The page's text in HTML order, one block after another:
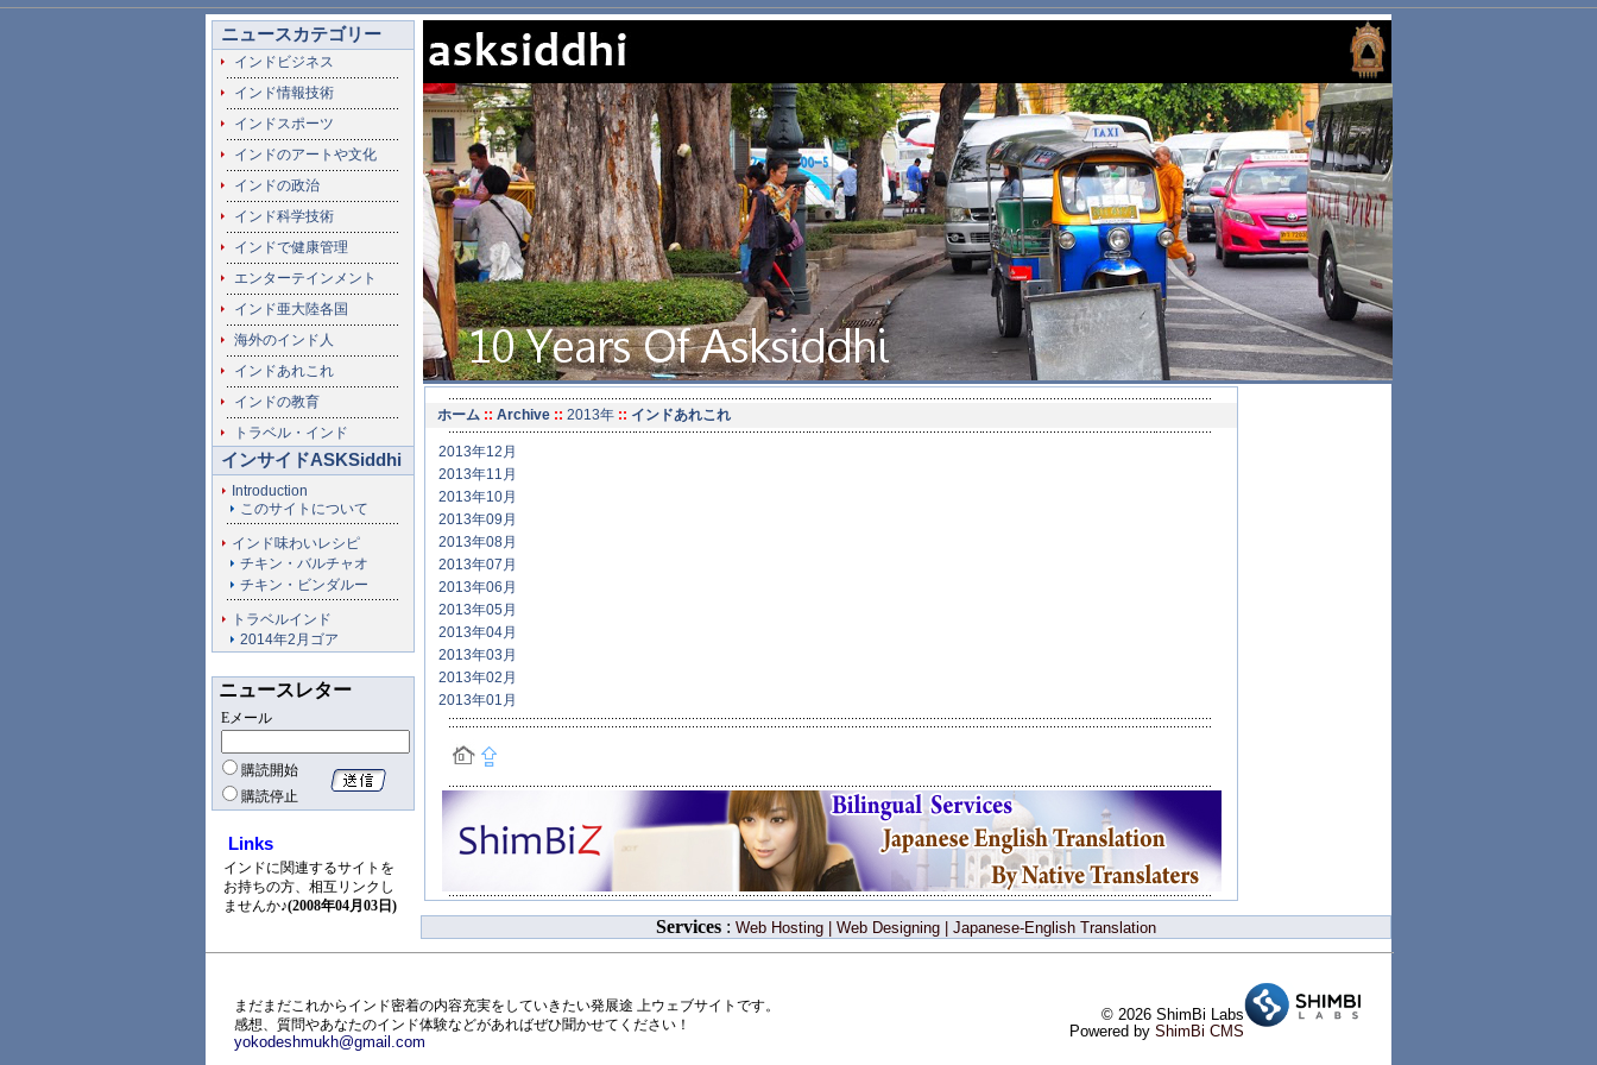
ニュースカテゴリー
インドビジネス
インド情報技術
インドスポーツ
インドのアートや文化
インドの政治
インド科学技術
インドで健康管理
エンターテインメント
インド亜大陸各国
海外のインド人
インドあれこれ
インドの教育
トラベル・インド
インサイドASKSiddhi
Introduction
このサイトについて
インド味わいレシピ
チキン・バルチャオ
チキン・ビンダルー
トラベルインド
2014年2月ゴア
ニュースレター
Eメール
購読開始
購読停止
Links
インドに関連するサイトを
お持ちの方、相互リンクし
ませんか♪(2008年04月03日)
ホーム :: Archive :: 2013年 :: インドあれこれ
2013年12月
2013年11月
2013年10月
2013年09月
2013年08月
2013年07月
2013年06月
2013年05月
2013年04月
2013年03月
2013年02月
2013年01月
Services : Web Hosting Web Designing Japanese-English Translation
まだまだこれからインド密着の内容充実をしていきたい発展途 上ウェブサイトです。
感想、質問やあなたのインド体験などがあればぜひ聞かせてください！
yokodeshmukh@gmail.com
© 2026 ShimBi Labs
Powered by ShimBi CMS